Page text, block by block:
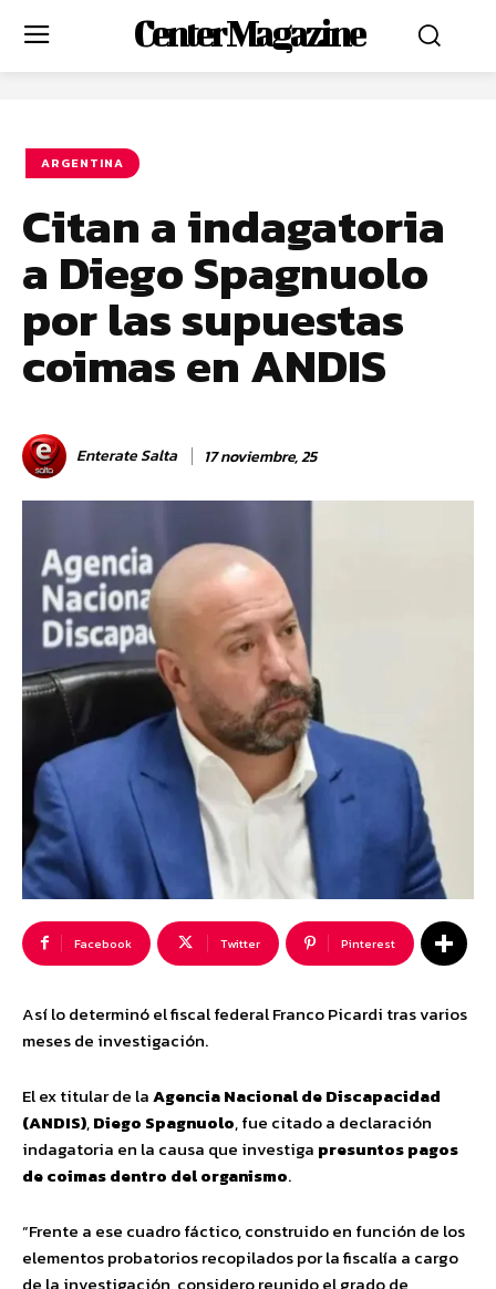
Center Magazine
ARGENTINA
Citan a indagatoria
a Diego Spagnuolo
por las supuestas
coimas en ANDIS
Enterate Salta 17 noviembre, 25
Facebook Twitter Pinterest
Así lo determinó el fiscal federal Franco Picardi tras varios
meses de investigación.
El ex titular de laAgencia Nacional de Discapacidad
(ANDIS),Diego Spagnuolo, fue citado a declaración
indagatoria en la causa que investiga presuntos pagos
de coimas dentro del organismo.
“Frente a ese cuadro fáctico, construido en función de los
elementos probatorios recopilados por la fiscalía a cargo